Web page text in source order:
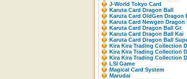
J-World Tokyo Card
Karuta Card Dragon Ball
Karuta Card OldGen Dragon
Karuta Card Newgen Dragon
Karuta Card Dragon Ball Gt
Karuta Card Dragon Ball Kai
Karuta Card Dragon Ball
Kira Kira Trading Collection
Kira Kira Trading Collection
Kira Kira Trading Collection
LSI Game
Magical Card System
Marudai